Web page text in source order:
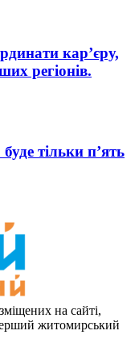
кар’єру,
регіонів.
тільки п’ять
на сайті,
житомирський